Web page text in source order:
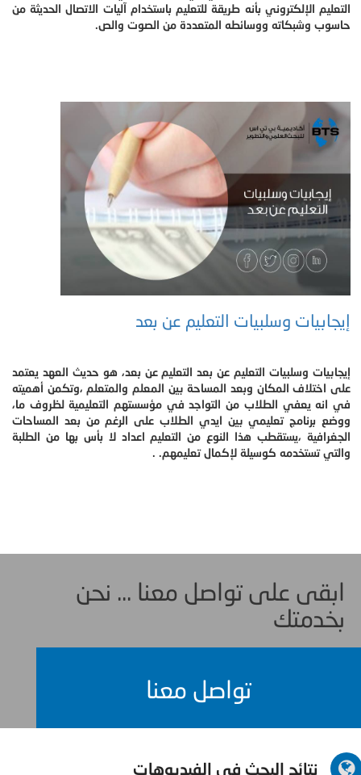
التعليم الإلكتروني بأنه طريقة للتعليم باستخدام آليات الاتصال الحديثة من
حاسوب وشبكاته ووسائطه المتعددة من الصوت والص.
إيجابيات وسلبيات التعليم عن بعد
إيجابيات وسلبيات التعليم عن بعد التعليم عن بعد، هو حديث العهد يعتمد
على اختلاف المكان وبعد المساحة بين المعلم والمتعلم ،وتكمن أهميته
في انه يعفي الطلاب من التواجد في مؤسستهم التعليمية لظروف ما،
ووضع برنامج تعليمي بين ايدي الطلاب على الرغم من بعد المساحات
الجغرافية ،يستقطب هذا النوع من التعليم اعداد لا بأس بها من الطلبة
والتي تستخدمه كوسيلة لإكمال تعليمهم. .
ابقى على تواصل معنا ... نحن
بخدمتك
تواصل معنا
نتائج البحث في الفيديوهات